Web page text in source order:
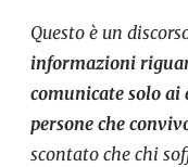
Questo è un
informazioni
comunicate solo ai
persone che
scontato che chi